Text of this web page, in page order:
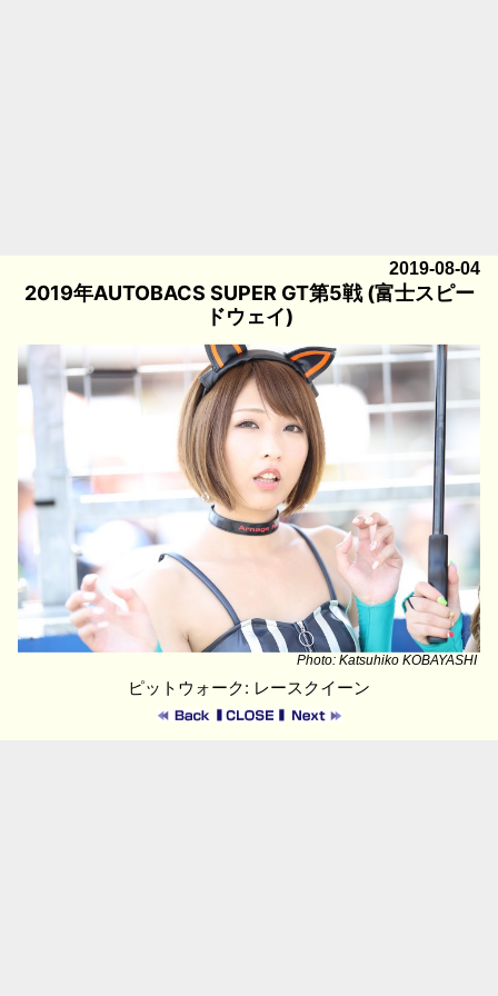
2019-08-04
2019年AUTOBACS SUPER GT第5戦 (富士スピー
ドウェイ)
Photo: Katsuhiko KOBAYASHI
ピットウォーク: レースクイーン